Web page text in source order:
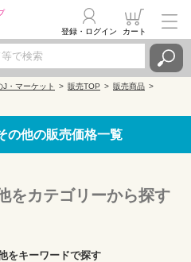
登録・ログイン カート
・マーケット 販売TOP
販売商品
の他の販売価格一覧
をカテゴリーから探す
をキーワードで探す